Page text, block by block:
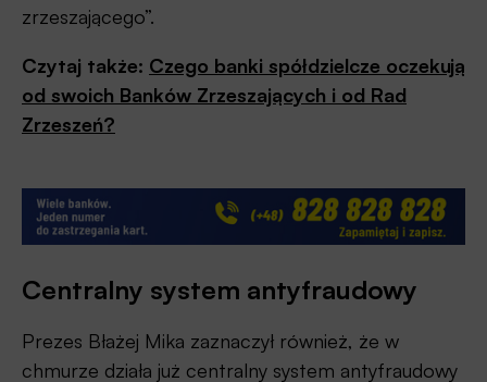
zrzeszającego”.
Czytaj także: Czego banki spółdzielcze oczekują
od swoich Banków Zrzeszających i od Rad
Zrzeszeń?
Centralny system antyfraudowy
Prezes Błażej Mika zaznaczył również, że w
chmurze działa już centralny system antyfraudowy